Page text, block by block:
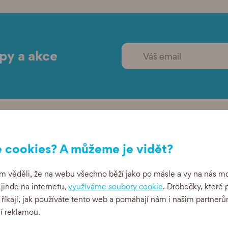
a akce
Související produkty
cookies? A můžeme je vidět?
věděli, že na webu všechno běží jako po másle a vy na nás
na internetu, využíváme soubory cookie. Drobečky, které
jak používáte tento web a pomáhají nám i našim
reklamou.